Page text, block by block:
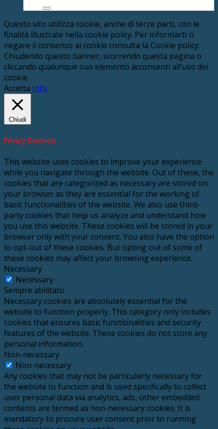
Questo sito utilizza cookie, anche di terze parti, con le
finalità illustrate nella cookie policy. Per informarti o
negare il consenso ai cookie consulta la Cookie policy.
Chiudendo questo banner, scorrendo questa pagina o
cliccando qualunque suo elemento acconsenti all’uso dei
cookie.
Accetta Info
Chiudi
Privacy Overview
This website uses cookies to improve your experience
while you navigate through the website. Out of these, the
cookies that are categorized as necessary are stored on
your browser as they are essential for the working of
basic functionalities of the website. We also use third-
party cookies that help us analyze and understand how
you use this website. These cookies will be stored in your
browser only with your consent. You also have the option
to opt-out of these cookies. But opting out of some of
these cookies may affect your browsing experience.
Necessary
Necessary
Sempre abilitato
Necessary cookies are absolutely essential for the
website to function properly. This category only includes
cookies that ensures basic functionalities and security
features of the website. These cookies do not store any
personal information.
Non-necessary
Non-necessary
Any cookies that may not be particularly necessary for
the website to function and is used specifically to collect
user personal data via analytics, ads, other embedded
contents are termed as non-necessary cookies. It is
mandatory to procure user consent prior to running